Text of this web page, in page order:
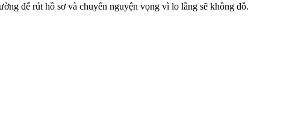
để rút hồ sơ và chuyển nguyện vọng vì lo lắng sẽ không đỗ.